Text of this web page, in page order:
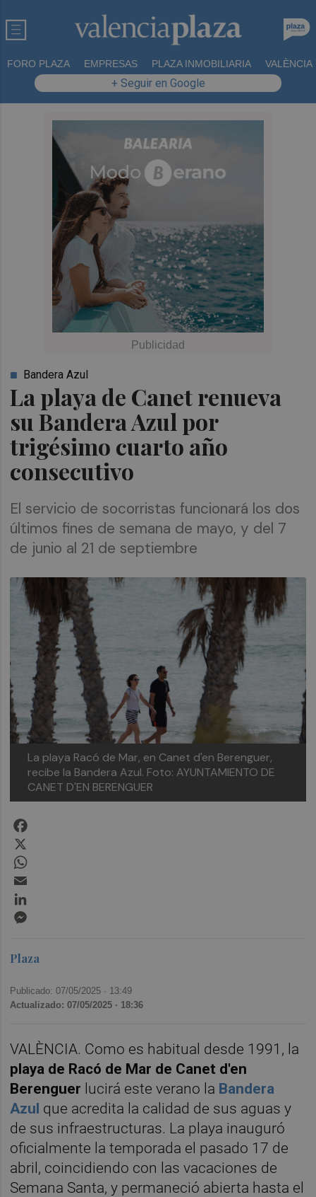
FORO PLAZA EMPRESAS PLAZA INMOBILIARIA VALÈNCIA
+ Seguir en Google
La playa de Canet renueva
su Bandera Azul por
trigésimo cuarto año
consecutivo
Bandera Azul
El servicio de socorristas funcionará los dos
últimos fines de semana de mayo, y del 7
de junio al 21 de septiembre
La playa Racó de Mar, en Canet d'en Berenguer,
recibe la Bandera Azul. Foto: AYUNTAMIENTO DE
CANET D'EN BERENGUER
Plaza
Publicado: 07/05/2025 · 13:49
Actualizado: 07/05/2025 · 18:36
VALÈNCIA. Como es habitual desde 1991, la
playa de Racó de Mar de Canet d'en
Berenguer lucirá este verano la Bandera
Azul que acredita la calidad de sus aguas y
de sus infraestructuras. La playa inauguró
oficialmente la temporada el pasado 17 de
abril, coincidiendo con las vacaciones de
Semana Santa, y permaneció abierta hasta el